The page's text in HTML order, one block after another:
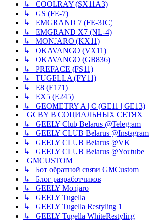
↳ COOLRAY (SX11A3)
↳ GS (FE-7)
↳ EMGRAND 7 (FE-3JC)
↳ EMGRAND X7 (NL-4)
↳ MONJARO (KX11)
↳ OKAVANGO (VX11)
↳ OKAVANGO (GB836)
↳ PREFACE (FS11)
↳ TUGELLA (FY11)
↳ E8 (E171)
↳ EX5 (E245)
↳ GEOMETRY A | C (GE11 | GE13)
| GCBY В СОЦИАЛЬНЫХ СЕТЯХ
↳ GEELY Club Belarus @Telegram
↳ GEELY CLUB Belarus @Instagram
↳ GEELY CLUB Belarus @VK
↳ GEELY CLUB Belarus @Youtube
| GMCUSTOM
↳ Бот обратной связи GMCustom
↳ Блог разработчиков
↳ GEELY Monjaro
↳ GEELY Tugella
↳ GEELY Tugella Restyling 1
↳ GEELY Tugella WhiteRestyling